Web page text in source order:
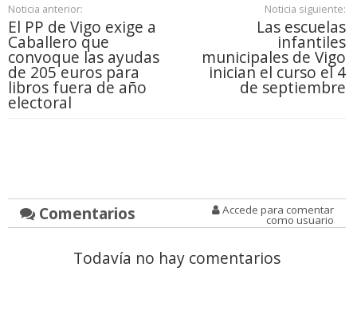
Noticia anterior:
El PP de Vigo exige a
Caballero que
convoque las ayudas
de 205 euros para
libros fuera de año
electoral
Noticia siguiente:
Las escuelas
infantiles
municipales de Vigo
inician el curso el 4
de septiembre
Comentarios Accede para comentar
como usuario
Todavía no hay comentarios